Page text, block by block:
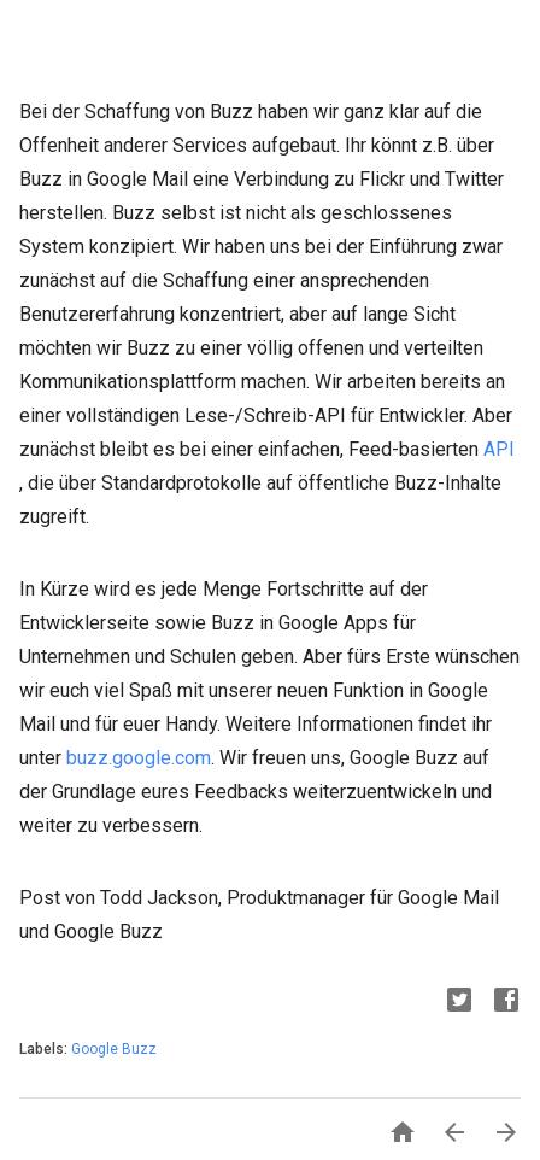
Bei der Schaffung von Buzz haben wir ganz klar auf die
Offenheit anderer Services aufgebaut. Ihr könnt z.B. über
Buzz in Google Mail eine Verbindung zu Flickr und Twitter
herstellen. Buzz selbst ist nicht als geschlossenes
System konzipiert. Wir haben uns bei der Einführung zwar
zunächst auf die Schaffung einer ansprechenden
Benutzererfahrung konzentriert, aber auf lange Sicht
möchten wir Buzz zu einer völlig offenen und verteilten
Kommunikationsplattform machen. Wir arbeiten bereits an
einer vollständigen Lese-/Schreib-API für Entwickler. Aber
zunächst bleibt es bei einer einfachen, Feed-basierten API
, die über Standardprotokolle auf öffentliche Buzz-Inhalte
zugreift.
In Kürze wird es jede Menge Fortschritte auf der
Entwicklerseite sowie Buzz in Google Apps für
Unternehmen und Schulen geben. Aber fürs Erste wünschen
wir euch viel Spaß mit unserer neuen Funktion in Google
Mail und für euer Handy. Weitere Informationen findet ihr
unter buzz.google.com. Wir freuen uns, Google Buzz auf
der Grundlage eures Feedbacks weiterzuentwickeln und
weiter zu verbessern.
Post von Todd Jackson, Produktmanager für Google Mail
und Google Buzz
Labels: Google Buzz
  